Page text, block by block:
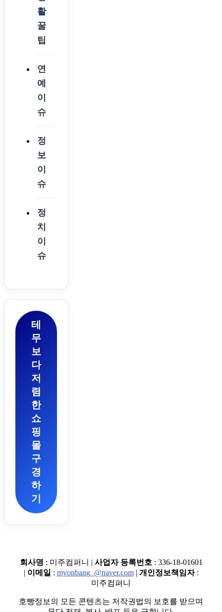
활
꿀
팁
연
예
이
슈
정
보
이
슈
정
치
이
슈
테
무
보
다
저
렴
한
쇼
핑
몰
구
경
하
기
회사명 : 미주컴퍼니 | 사업자 등록번호 : 336-18-01601
| 이메일 : myonbang_@naver.com| 개인정보책임자:
미주컴퍼니
호빵정보의 모든 콘텐츠는 저작권법의 보호를 받으며